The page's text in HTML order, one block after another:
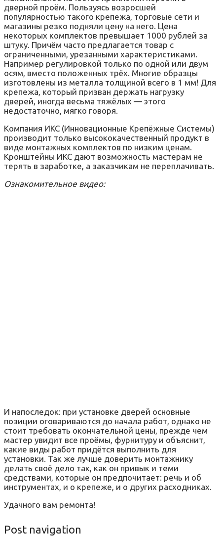
дверной проём. Пользуясь возросшей
популярностью такого крепежа, торговые сети и
магазины резко подняли цену на него. Цена
некоторых комплектов превышает 1000 рублей за
штуку. Причём часто предлагается товар с
ограниченными, урезанными характеристиками.
Например регулировкой только по одной или двум
осям, вместо положенных трёх. Многие образцы
изготовлены из металла толщиной всего в 1 мм! Для
крепежа, который призван держать нагрузку
дверей, иногда весьма тяжёлых — этого
недостаточно, мягко говоря.
Компания ИКС (Инновационные Крепёжные Системы)
производит только высококачественный продукт в
виде монтажных комплектов по низким ценам.
Кронштейны ИКС дают возможность мастерам не
терять в заработке, а заказчикам не переплачивать.
Ознакомительное видео:
И напоследок: при установке дверей основные
позиции оговариваются до начала работ, однако не
стоит требовать окончательной цены, прежде чем
мастер увидит все проёмы, фурнитуру и объяснит,
какие виды работ придётся выполнить для
установки. Так же лучше доверить монтажнику
делать своё дело так, как он привык и теми
средствами, которые он предпочитает: речь и об
инструментах, и о крепеже, и о других расходниках.
Удачного вам ремонта!
Post navigation